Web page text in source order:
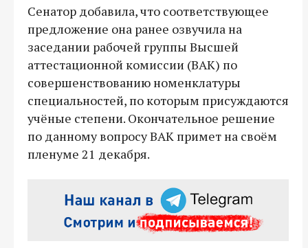
Сенатор добавила, что соответствующее
предложение она ранее озвучила на
заседании рабочей группы Высшей
аттестационной комиссии (ВАК) по
совершенствованию номенклатуры
специальностей, по которым присуждаются
учёные степени. Окончательное решение
по данному вопросу ВАК примет на своём
пленуме 21 декабря.